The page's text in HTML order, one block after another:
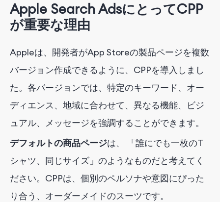
Apple Search AdsにとってCPP
が重要な理由
Appleは、開発者がApp Storeの製品ページを複数
バージョン作成できるように、CPPを導入しまし
た。各バージョンでは、特定のキーワード、オー
ディエンス、地域に合わせて、異なる機能、ビジ
ュアル、メッセージを強調することができます。
デフォルトの商品ページは、
「誰にでも一枚のT
シャツ、同じサイズ」のようなものだと考えてく
ださい。CPPは、個別のペルソナや意図にぴった
り合う、オーダーメイドのスーツです。